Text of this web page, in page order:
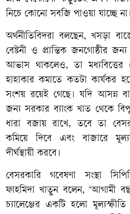
নিচে কোনো সবজি পাওয়া যাচ্ছে না।
অর্থনীতিবিদরা বলছেন,খসড়া
বেষ্টনী ও প্রান্তিক জনগোষ্ঠীর জন্য
আভাস থাকলেও,তা মধ্যবিত্তের
হাহাকার কমাতে কতটা কার্যকর
সংশয় রয়েই গেছে। যদি আসন্ন
জন্য সরকার ব্যাংক খাত থেকে
ধারা বজায় রাখে,তবে তা
কমিয়ে
দিবে এবং বাজারে
দীর্ঘস্থায়ী করবে।
বেসরকারি গবেষণা সংস্থা
ফাহমিদা খাতুন বলেন, ‘আগামী
চ্যালেঞ্জের একটি হলো মূল্যস্ফীতি